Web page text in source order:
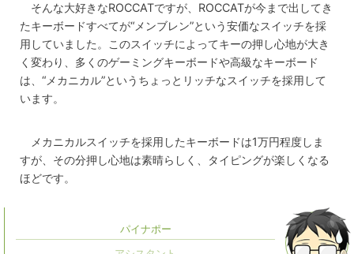
そんな大好きなROCCATですが、ROCCATが今まで出してき
たキーボードすべてが“メンブレン”という安価なスイッチを採
用していました。このスイッチによってキーの押し心地が大き
く変わり、多くのゲーミングキーボードや高級なキーボード
は、“メカニカル”というちょっとリッチなスイッチを採用して
います。
メカニカルスイッチを採用したキーボードは1万円程度しま
すが、その分押し心地は素晴らしく、タイピングが楽しくなる
ほどです。
パイナポー